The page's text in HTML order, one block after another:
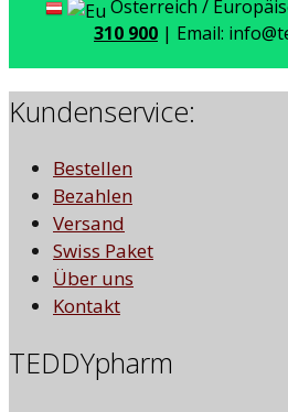
Österreich /
310 900 | Email:
Kundenservice:
Bestellen
Bezahlen
Versand
Swiss Paket
Über uns
Kontakt
TEDDYpharm